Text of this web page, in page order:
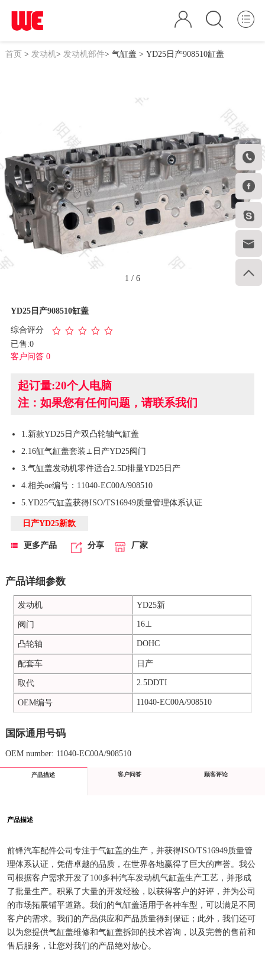





首页> 发动机> 发动机部件> 气缸盖 > YD25日产908510缸盖
1 / 6
YD25日产908510缸盖
综合评分
已售:0
客户问答 0
起订量:20个人电脑
注：如果您有任何问题，请联系我们
1.新款YD25日产双凸轮轴气缸盖
2.16缸气缸盖套装⊥日产YD25阀门
3.气缸盖发动机零件适合2.5D排量YD25日产
4.相关oe编号：11040-EC00A/908510
5.YD25气缸盖获得ISO/TS16949质量管理体系认证
日产YD25新款
更多产品 分享 厂家
产品详细参数
发动机 YD25新
阀门 16⊥
凸轮轴 DOHC
配套车 日产
取代 2.5DDTI
OEM编号 11040-EC00A/908510
国际通用号码
OEM number: 11040-EC00A/908510
产品描述 客户问答 顾客评论
产品描述
前锋汽车配件公司专注于气缸盖的生产，并获得ISO/TS16949质量管
理体系认证，凭借卓越的品质，在世界各地赢得了巨大的声誉。我公
司根据客户需求开发了100多种汽车发动机气缸盖生产工艺，并形成
了批量生产。积累了大量的开发经验，以获得客户的好评，并为公司
的市场拓展铺平道路。我们的气缸盖适用于各种车型，可以满足不同
客户的需求。我们的产品供应和产品质量得到保证；此外，我们还可
以为您提供气缸盖维修和气缸盖拆卸的技术咨询，以及完善的售前和
售后服务，让您对我们的产品绝对放心。